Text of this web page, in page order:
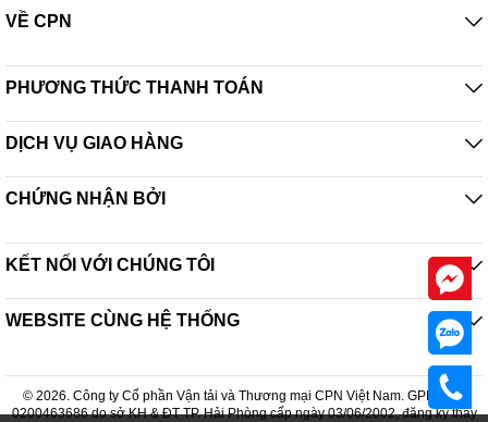
VỀ CPN
PHƯƠNG THỨC THANH TOÁN
DỊCH VỤ GIAO HÀNG
CHỨNG NHẬN BỞI
KẾT NỐI VỚI CHÚNG TÔI
WEBSITE CÙNG HỆ THỐNG
© 2026. Công ty Cổ phần Vận tải và Thương mại CPN Việt Nam. GPDKKD:
0200463686 do sở KH & ĐT TP. Hải Phòng cấp ngày 03/06/2002, đăng ký thay